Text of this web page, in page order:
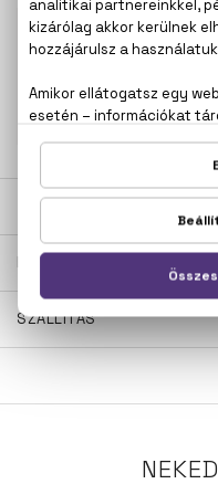
100% eredeti
garanciával
Kérdésed van,
20 267 5125
ÉRTÉKELÉSEK (0)
SZÁLLÍTÁS